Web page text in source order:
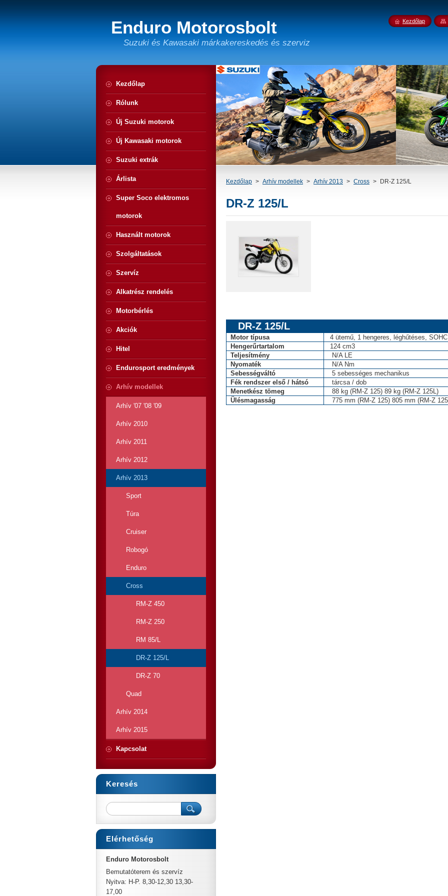
Enduro Motorosbolt
Suzuki és Kawasaki márkakereskedés és szerviz
Kezdőlap > Arhív modellek > Arhív 2013 > Cross > DR-Z 125/L
DR-Z 125/L
DR-Z 125/L
Motor típusa
4 ütemű, 1 hengeres, léghűtéses, SOHC
Hengerűrtartalom
124 cm3
Teljesítmény
N/A LE
Nyomaték
N/A Nm
Sebességváltó
5 sebességes mechanikus
Fék rendszer első / hátsó
tárcsa / dob
Menetkész tömeg
88 kg (RM-Z 125) 89 kg (RM-Z 125L)
Ülésmagasság
775 mm (RM-Z 125) 805 mm (RM-Z
Kezdőlap
Rólunk
Új Suzuki motorok
Új Kawasaki motorok
Suzuki extrák
Árlista
Super Soco elektromos
motorok
Használt motorok
Szolgáltatások
Szervíz
Alkatrész rendelés
Motorbérlés
Akciók
Hitel
Endurosport eredmények
Arhív modellek
Arhív '07 '08 '09
Arhív 2010
Arhív 2011
Arhív 2012
Arhív 2013
Sport
Túra
Cruiser
Robogó
Enduro
Cross
RM-Z 450
RM-Z 250
RM 85/L
DR-Z 125/L
DR-Z 70
Quad
Arhív 2014
Arhív 2015
Kapcsolat
Keresés
Elérhetőség
Enduro Motorosbolt
Bemutatóterem és szervíz
Nyitva: H-P. 8,30-12,30 13,30-
17,00
Kezdőlap